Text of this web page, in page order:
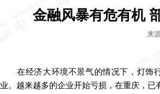
金融风暴有危有机
来
在经济大环境不景气的情况下，灯饰
业。越来越多的企业开始亏损，在重庆，已